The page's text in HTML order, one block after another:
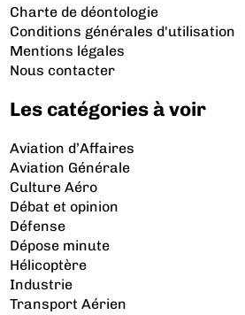
Charte de déontologie
Conditions générales d'utilisation
Mentions légales
Nous contacter
Les catégories à voir
Aviation d’Affaires
Aviation Générale
Culture Aéro
Débat et opinion
Défense
Dépose minute
Hélicoptère
Industrie
Transport Aérien